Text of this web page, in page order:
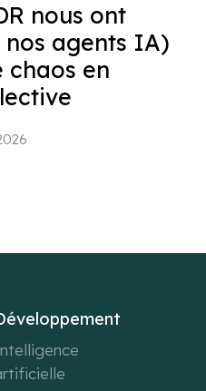
nous ont
agents IA)
chaos en